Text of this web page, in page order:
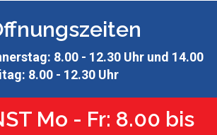
8.00 - 12.30 Uhr und 14.00
8.00 - 12.30 Uhr
Mo - Fr: 8.00 bis